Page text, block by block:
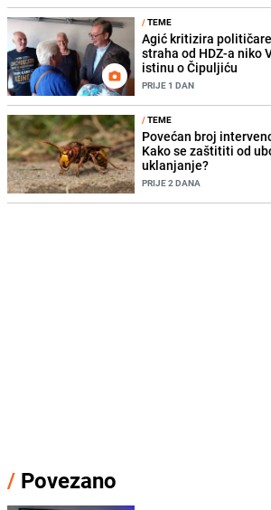
/TEME
Agić kritizira
straha od HDZ-a niko
istinu o Čipuljiću
PRIJE 1 DAN
/TEME
Povećan broj
Kako se zaštititi od
uklanjanje?
PRIJE 2 DANA
/ Povezano